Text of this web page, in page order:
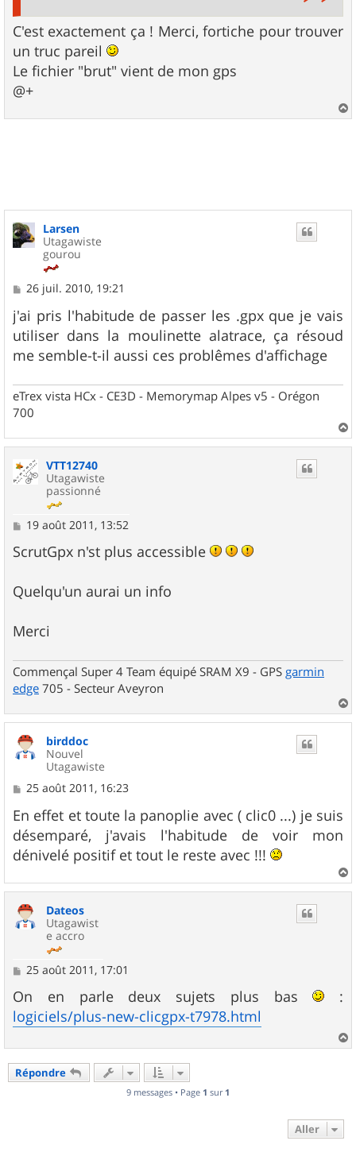
C'est exactement ça ! Merci, fortiche pour trouver
un truc pareil
Le fichier "brut" vient de mon gps
@+
a
Larsen
Utagawiste
gourou
M
s
s
a
g
e
26 juil. 2010, 19:21
j'ai pris l'habitude de passer les .gpx que je vais
utiliser dans la moulinette alatrace, ça résoud
me semble-t-il aussi ces problêmes d'affichage
eTrex vista HCx - CE3D - Memorymap Alpes v5 - Orégon
700
a
VTT12740
Utagawiste
passionné
M
s
s
g
e
19 août 2011, 13:52
ScrutGpx n'st plus accessible
Quelqu'un aurai un info
Merci
Commençal Super 4 Team équipé SRAM X9 - GPS garmin
edge 705 - Secteur Aveyron
a
birddoc
Nouvel
Utagawiste
M
s
s
a
g
e
25 août 2011, 16:23
En effet et toute la panoplie avec ( clic0 ...) je suis
désemparé, j'avais l'habitude de voir mon
dénivelé positif et tout le reste avec !!!
a
Dateos
Utagawist
e accro
M
s
s
a
g
e
25 août 2011, 17:01
On en parle deux sujets plus bas
:
logiciels/plus-new-clicgpx-t7978.html
a
Répondre
9 messages • Page 1 sur 1
Aller